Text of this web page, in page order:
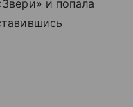
и попала